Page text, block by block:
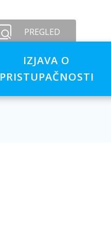
PREGLED
IZJAVA O
PRISTUPAČNOSTI